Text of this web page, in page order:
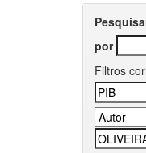
por
Filtros